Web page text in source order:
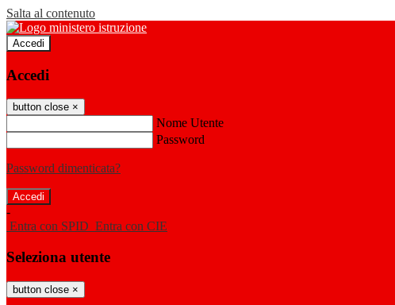
Salta al contenuto
Accedi
Accedi
button close ×
Nome Utente
Password
Password dimenticata?
-
Entra con SPID Entra con CIE
Seleziona utente
button close ×